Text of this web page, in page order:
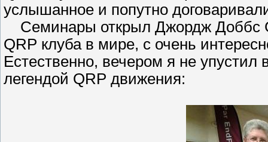
услышанное и попутно
Семинары открыл Джордж Доббс
QRP клуба в мире, с очень
Естественно, вечером я не
легендой QRP движения: